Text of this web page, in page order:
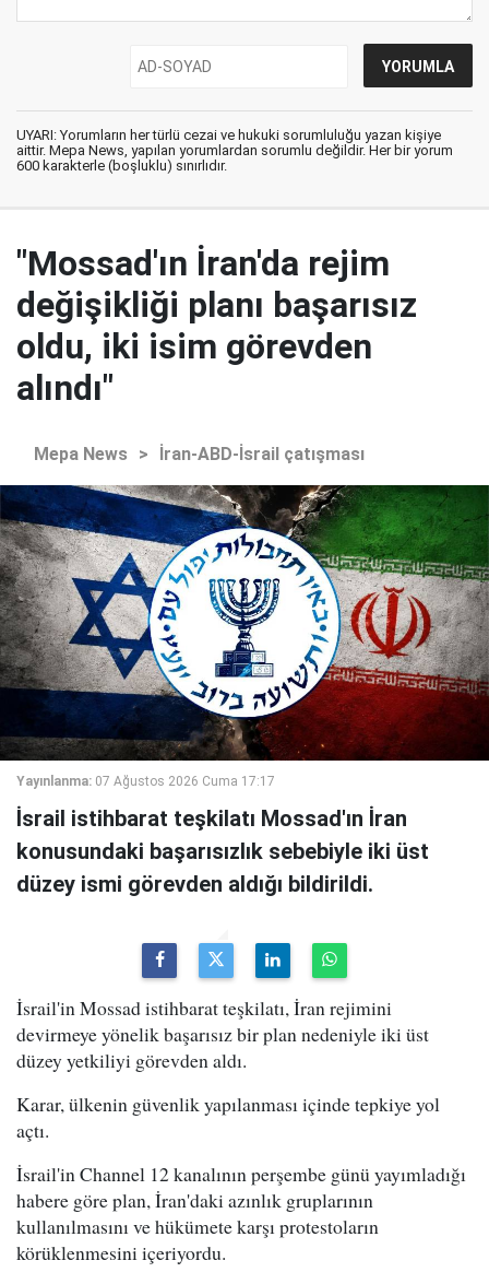
UYARI: Yorumların her türlü cezai ve hukuki sorumluluğu yazan kişiye
aittir. Mepa News, yapılan yorumlardan sorumlu değildir. Her bir yorum
600 karakterle (boşluklu) sınırlıdır.
"Mossad'ın İran'da rejim
değişikliği planı başarısız
oldu, iki isim görevden
alındı"
Mepa News > İran-ABD-İsrail çatışması
Yayınlanma: 07 Ağustos 2026 Cuma 17:17
İsrail istihbarat teşkilatı Mossad'ın İran
konusundaki başarısızlık sebebiyle iki üst
düzey ismi görevden aldığı bildirildi.
İsrail'in Mossad istihbarat teşkilatı, İran rejimini
devirmeye yönelik başarısız bir plan nedeniyle iki üst
düzey yetkiliyi görevden aldı.
Karar, ülkenin güvenlik yapılanması içinde tepkiye yol
açtı.
İsrail'in Channel 12 kanalının perşembe günü yayımladığı
habere göre plan, İran'daki azınlık gruplarının
kullanılmasını ve hükümete karşı protestoların
körüklenmesini içeriyordu.